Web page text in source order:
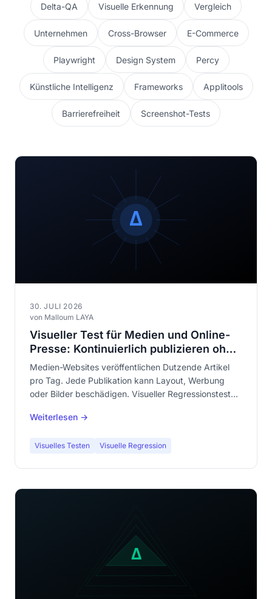
Delta-QA Visuelle Erkennung Vergleich
Unternehmen Cross-Browser E-Commerce
Playwright Design System Percy
Künstliche Intelligenz Frameworks Applitools
Barrierefreiheit Screenshot-Tests
30. JULI 2026
von Malloum LAYA
Visueller Test für Medien und Online-
Presse: Kontinuierlich publizieren ohne
das Template zu zerstören
Medien-Websites veröffentlichen Dutzende Artikel
pro Tag. Jede Publikation kann Layout, Werbung
oder Bilder beschädigen. Visueller Regressionstest
prüfen.
Weiterlesen →
Visuelles Testen Visuelle Regression